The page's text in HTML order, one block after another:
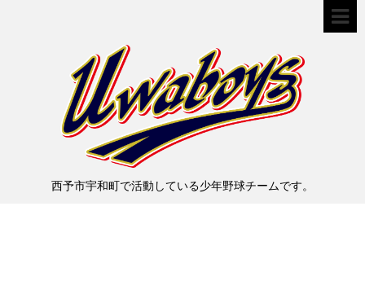
西予市宇和町で活動している少年野球チームです。